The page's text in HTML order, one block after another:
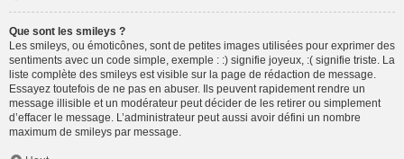
Que sont les smileys ?
Les smileys, ou émoticônes, sont de petites images utilisées pour exprimer des
sentiments avec un code simple, exemple : :) signifie joyeux, :( signifie triste. La
liste complète des smileys est visible sur la page de rédaction de message.
Essayez toutefois de ne pas en abuser. Ils peuvent rapidement rendre un
message illisible et un modérateur peut décider de les retirer ou simplement
d’effacer le message. L’administrateur peut aussi avoir défini un nombre
maximum de smileys par message.